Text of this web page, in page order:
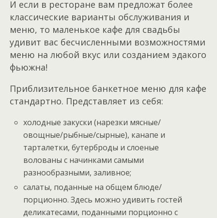
И если в ресторане вам предложат более
классические варианты обслуживания и
меню, то маленькое кафе для свадьбы
удивит вас бесчисленными возможностями
меню на любой вкус или созданием эдакого
фьюжна!
Приблизительное банкетное меню для кафе
стандартно. Представляет из себя:
холодные закуски (нарезки мясные/
овощные/рыбные/сырные), канапе и
тарталетки, бутерброды и слоеные
волованы с начинками самыми
разнообразными, заливное;
салаты, поданные на общем блюде/
порционно. Здесь можно удивить гостей
деликатесами, поданными порционно с